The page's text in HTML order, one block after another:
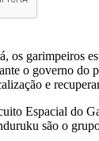
os garimpeiros
o governo do
e
Espacial do
são o